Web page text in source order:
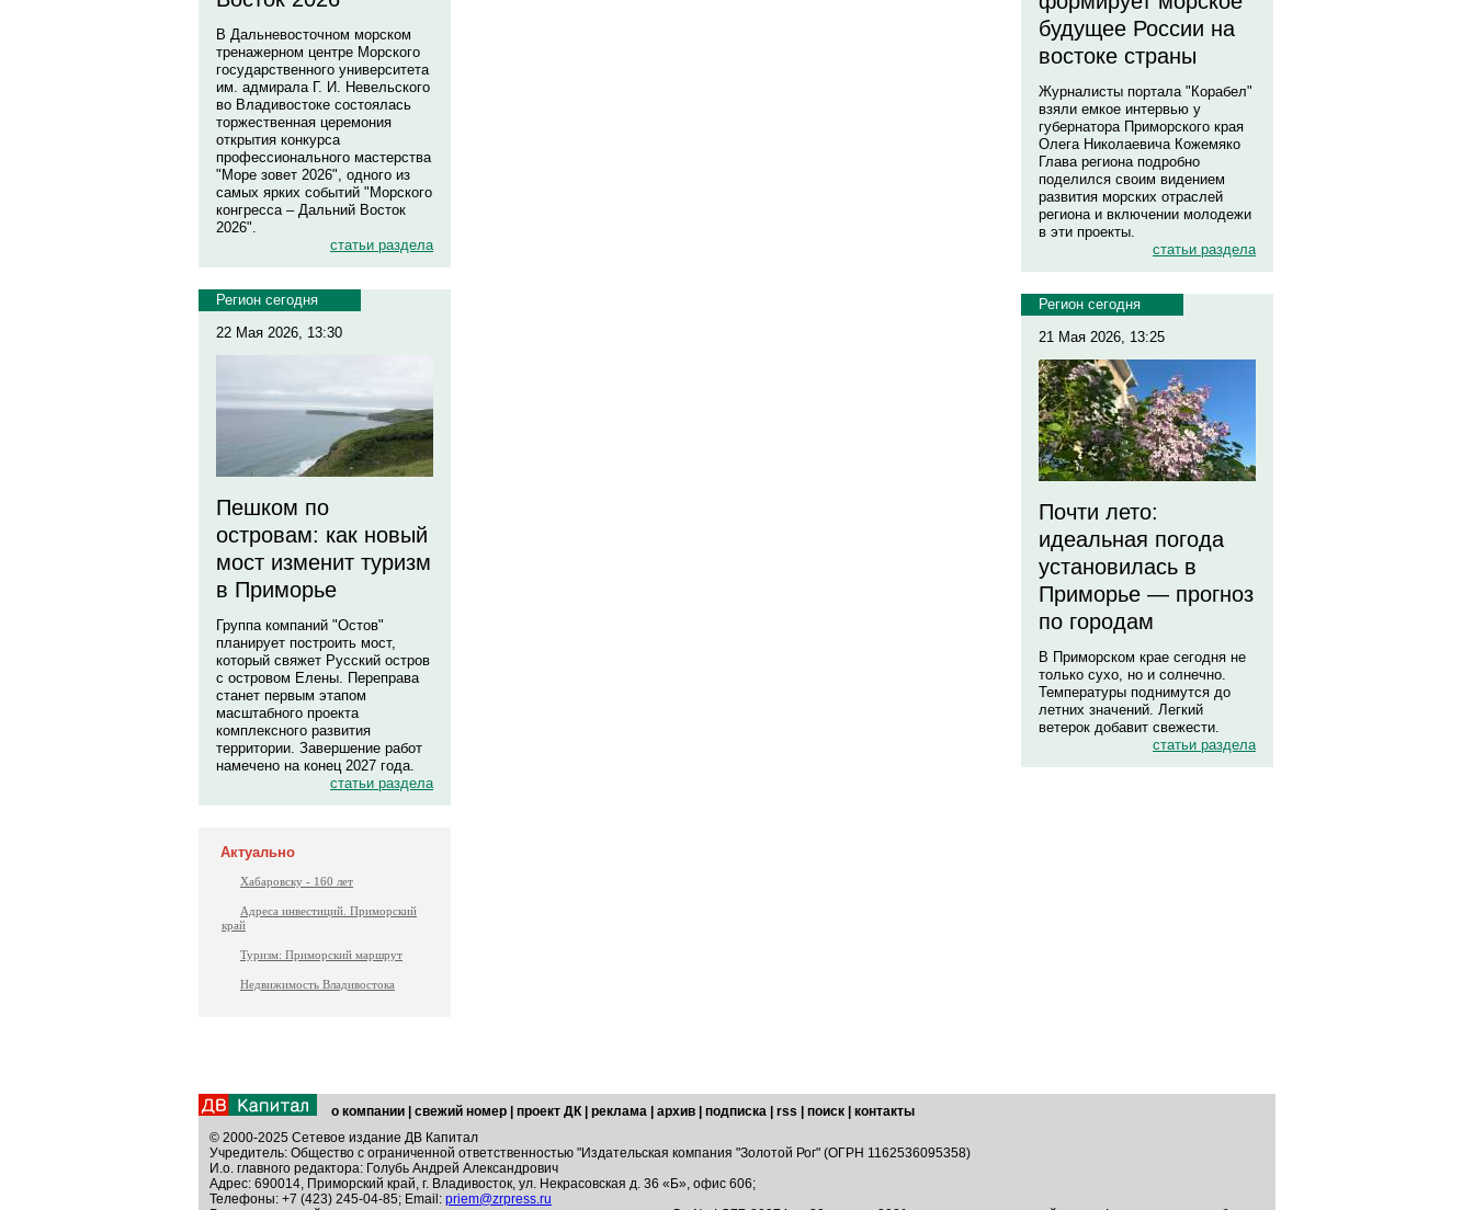
В Дальневосточном морском
тренажерном центре Морского
государственного университета
им. адмирала Г. И. Невельского
во Владивостоке состоялась
торжественная церемония
открытия конкурса
профессионального мастерства
"Море зовет 2026", одного из
самых ярких событий "Морского
конгресса – Дальний Восток
2026".
статьи раздела
Регион сегодня
22 Мая 2026, 13:30
Пешком по
островам: как новый
мост изменит туризм
в Приморье
Группа компаний "Остов"
планирует построить мост,
который свяжет Русский остров
с островом Елены. Переправа
станет первым этапом
масштабного проекта
комплексного развития
территории. Завершение работ
намечено на конец 2027 года.
статьи раздела
Актуально
Хабаровску - 160 лет
Адреса инвестиций. Приморский
край
Туризм: Приморский маршрут
Недвижимость Владивостока
будущее России на
востоке страны
Журналисты портала "Корабел"
взяли емкое интервью у
губернатора Приморского края
Олега Николаевича Кожемяко
Глава региона подробно
поделился своим видением
развития морских отраслей
региона и включении молодежи
в эти проекты.
статьи раздела
Регион сегодня
21 Мая 2026, 13:25
Почти лето:
идеальная погода
установилась в
Приморье — прогноз
по городам
В Приморском крае сегодня не
только сухо, но и солнечно.
Температуры поднимутся до
летних значений. Легкий
ветерок добавит свежести.
статьи раздела
о компании свежий номер проект ДК реклама архив подписка rss поиск
контакты
© 2000-2025 Сетевое издание ДВ Капитал
Учредитель: Общество с ограниченной ответственностью "Издательская компания "Золотой Рог" (ОГРН 1162536095358)
И.о. главного редактора: Голубь Андрей Александрович
Адрес: 690014, Приморский край, г. Владивосток, ул. Некрасовская д. 36 «Б», офис 606;
Телефоны: +7 (423) 245-04-85; Email: priem@zrpress.ru